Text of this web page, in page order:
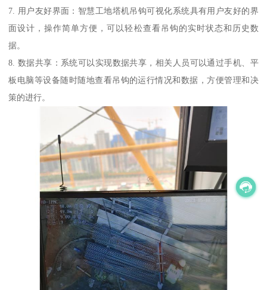
7. 用户友好界面：智慧工地塔机吊钩可视化系统具有用户友好的界
面设计，操作简单方便，可以轻松查看吊钩的实时状态和历史数
据。
8. 数据共享：系统可以实现数据共享，相关人员可以通过手机、平
板电脑等设备随时随地查看吊钩的运行情况和数据，方便管理和决
策的进行。